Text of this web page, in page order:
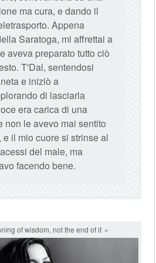
ma cura, e dando il
Appena
Saratoga, mi affrettai a
aveva preparato tutto ciò
T'Dal, sentendosi
e iniziò a
di lasciarla
era carica di una
non le avevo mai sentito
il mio cuore si strinse al
del male, ma
facendo bene.
of wisdom, not the end of it